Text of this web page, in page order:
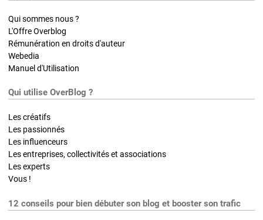
Qui sommes nous ?
L'Offre Overblog
Rémunération en droits d'auteur
Webedia
Manuel d'Utilisation
Qui utilise OverBlog ?
Les créatifs
Les passionnés
Les influenceurs
Les entreprises, collectivités et associations
Les experts
Vous !
12 conseils pour bien débuter son blog et booster son trafic